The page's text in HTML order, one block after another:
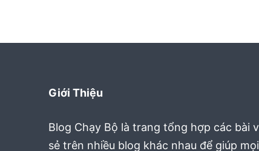
Giới Thiệu
Blog Chạy Bộ là trang tổng hợp các bài
sẻ trên nhiều blog khác nhau để giúp